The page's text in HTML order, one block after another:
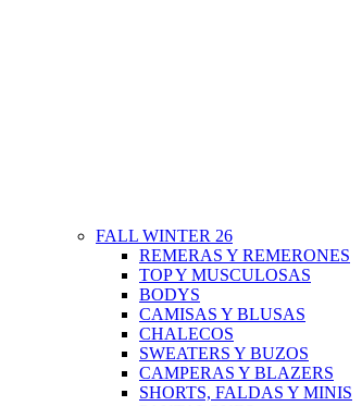
FALL WINTER 26
REMERAS Y REMERONES
TOP Y MUSCULOSAS
BODYS
CAMISAS Y BLUSAS
CHALECOS
SWEATERS Y BUZOS
CAMPERAS Y BLAZERS
SHORTS, FALDAS Y MINIS